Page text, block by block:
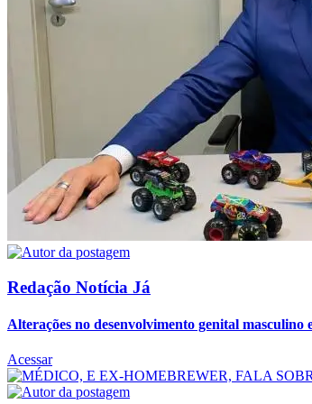
Redação Notícia Já
Alterações no desenvolvimento genital masculino
Acessar